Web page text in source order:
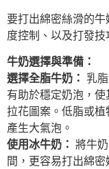
要打出綿密絲滑的
度控制、以及打發技
牛奶選擇與準備：
選擇全脂牛奶： 乳
有助於穩定奶泡，
拉花圖案。低脂或
產生大氣泡。
使用冰牛奶： 將牛
間，更容易打出綿密